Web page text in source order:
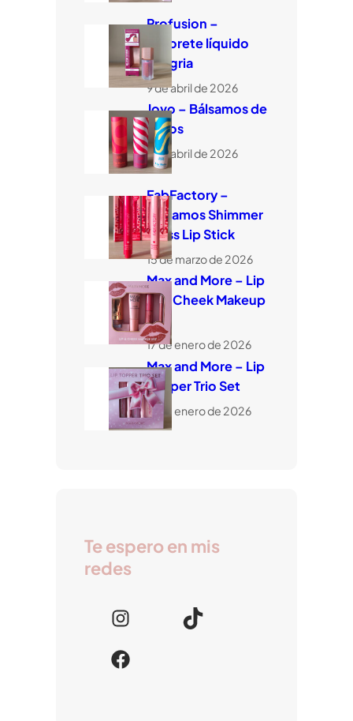
Profusion –
Colorete líquido
Sangria
9 de abril de 2026
Jovo – Bálsamos de
labios
9 de abril de 2026
FabFactory –
Bálsamos Shimmer
Glass Lip Stick
15 de marzo de 2026
Max and More – Lip
and Cheek Makeup
Set
17 de enero de 2026
Max and More – Lip
Topper Trio Set
17 de enero de 2026
Te espero en mis
redes
I
n
s
T
F